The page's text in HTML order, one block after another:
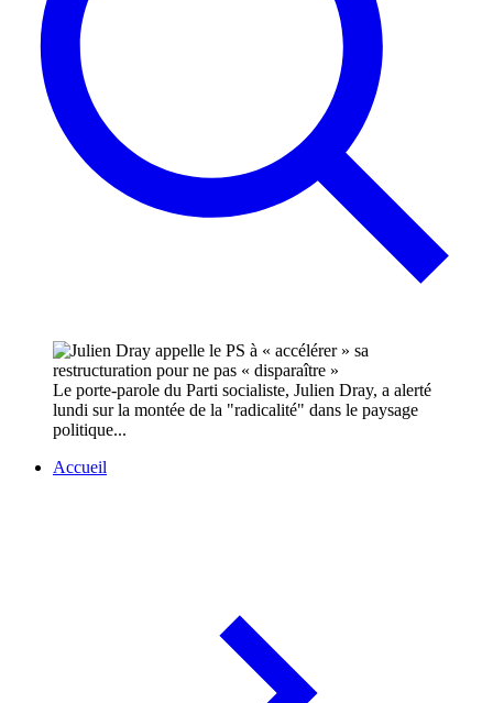
Le porte-parole du Parti socialiste, Julien Dray, a alerté
lundi sur la montée de la "radicalité" dans le paysage
politique...
Accueil